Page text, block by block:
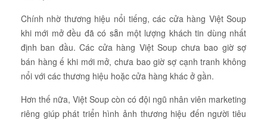
Chính nhờ thương hiệu nổi tiếng, các cửa hàng Việt Soup
khi mới mở đều đã có sẵn một lượng khách tin dùng nhất
định ban đầu. Các cửa hàng Việt Soup chưa bao giờ sợ
bán hàng ế khi mới mở, chưa bao giờ sợ cạnh tranh không
nổi với các thương hiệu hoặc cửa hàng khác ở gần.
Hơn thế nữa, Việt Soup còn có đội ngũ nhân viên marketing
riêng giúp phát triển hình ảnh thương hiệu đến người tiêu